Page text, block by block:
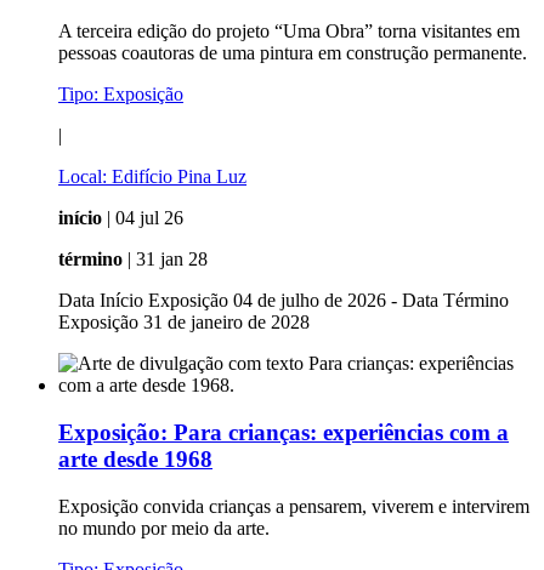
A terceira edição do projeto “Uma Obra” torna visitantes em
pessoas coautoras de uma pintura em construção permanente.
Tipo: Exposição
|
Local: Edifício Pina Luz
início | 04 jul 26
término | 31 jan 28
Data Início Exposição 04 de julho de 2026 - Data Término
Exposição 31 de janeiro de 2028
Exposição: Para crianças: experiências com a
arte desde 1968
Exposição convida crianças a pensarem, viverem e intervirem
no mundo por meio da arte.